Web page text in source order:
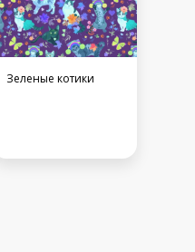
Зеленые котики